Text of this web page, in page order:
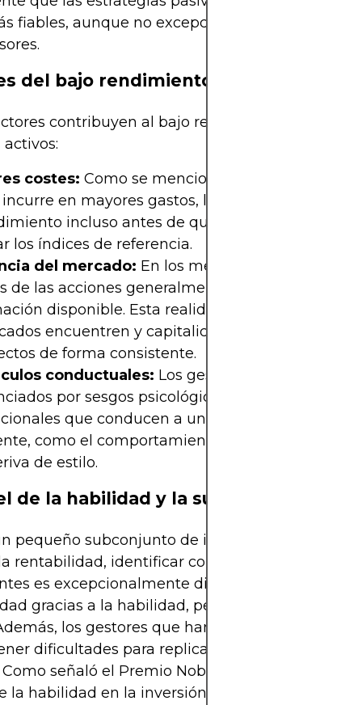
fiables, aunque no excepcionales, para la
del bajo rendimiento
contribuyen al bajo rendimiento
costes: Como se mencionó anteriormente, la
en mayores gastos, lo que crea un
incluso antes de que la rentabilidad
los índices de referencia.
del mercado: En los mercados
de las acciones generalmente reflejan toda la
disponible. Esta realidad dificulta que los
encuentren y capitalicen valores con
de forma consistente.
conductuales: Los gestores activos
por sesgos psicológicos o presiones
que conducen a una toma de decisiones
como el comportamiento gregario, el
de estilo.
de la habilidad y la suerte
pequeño subconjunto de inversores activos
rentabilidad, identificar con antelación a los
es excepcionalmente difícil. Algunos
gracias a la habilidad, pero muchos lo hacen
los gestores que han tenido éxito en el
dificultades para replicar la rentabilidad
señaló el Premio Nobel Eugene Fama,
la habilidad en la inversión es uno de los